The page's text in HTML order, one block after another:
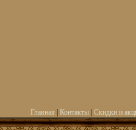
Главная Контакты| Скидки и